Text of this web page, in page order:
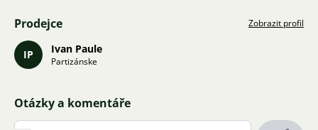
Prodejce Zobrazit profil
IP Ivan Paule
Partizánske
Otázky a komentáře